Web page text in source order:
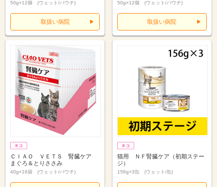
50g×12個 (ウェット/パウチ)
取扱い病院
50g×12個 (ウェット/パウチ)
取扱い病院
ＣＩＡＯ ＶＥＴＳ 腎臓ケア
まぐろ＆とりささみ
40g×16袋 (ウェット/パウチ)
猫用 ＮＦ腎臓ケア（初期ステー
ジ）
156g×3缶 (ウェット/缶)